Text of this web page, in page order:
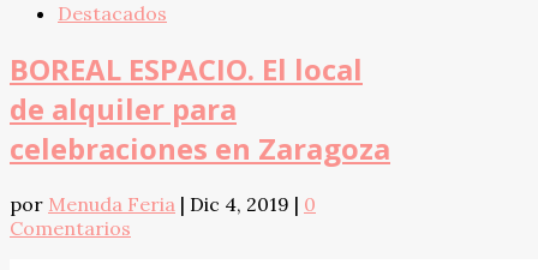
Destacados
BOREAL ESPACIO. El local
de alquiler para
celebraciones en Zaragoza
por Menuda Feria | Dic 4, 2019 | 0
Comentarios